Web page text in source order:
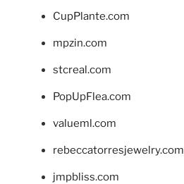
CupPlante.com
mpzin.com
stcreal.com
PopUpFlea.com
valueml.com
rebeccatorresjewelry.com
jmpbliss.com